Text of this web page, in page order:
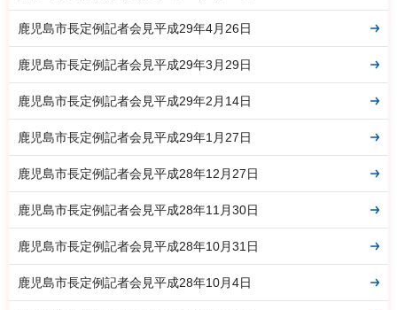
鹿児島市長定例記者会見平成29年4月26日
鹿児島市長定例記者会見平成29年3月29日
鹿児島市長定例記者会見平成29年2月14日
鹿児島市長定例記者会見平成29年1月27日
鹿児島市長定例記者会見平成28年12月27日
鹿児島市長定例記者会見平成28年11月30日
鹿児島市長定例記者会見平成28年10月31日
鹿児島市長定例記者会見平成28年10月4日